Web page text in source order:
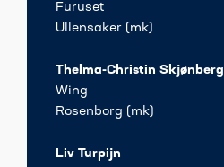
Furuset
Ullensaker (mk)
Thelma-Christin Skjønberg
Wing
Rosenborg (mk)
Liv Turpijn